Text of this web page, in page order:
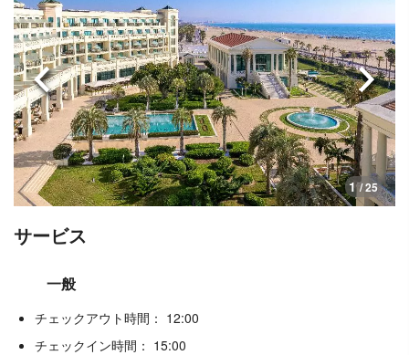
1 / 25
前へ 次へ
サービス
一般
チェックアウト時間： 12:00
チェックイン時間： 15:00